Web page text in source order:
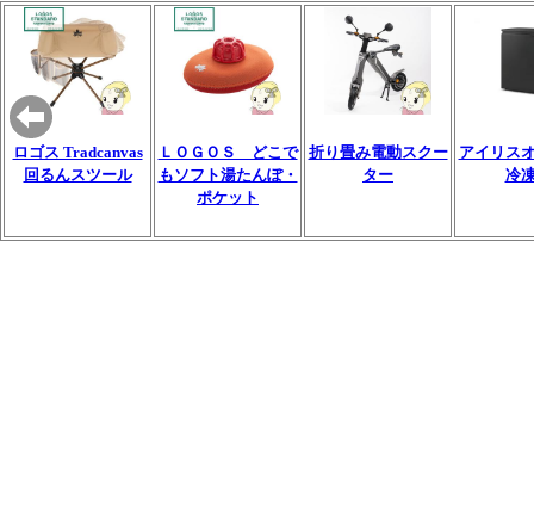
ロゴス Tradcanvas
回るんスツール
ＬＯＧＯＳ どこで
もソフト湯たんぽ・
ポケット
折り畳み電動スクー
ター
アイリス
冷